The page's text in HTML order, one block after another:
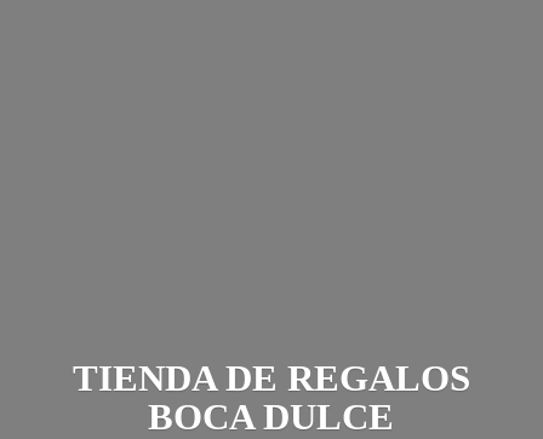
TIENDA DE REGALOS
BOCA DULCE